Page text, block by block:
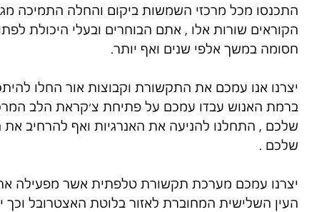
התכנסו מכל מרכזי השמשות ביקום והחלה התמיכה
הקוראים שורות אלו , אתם הבוחרים ובעלי היכולת
חסומה במשך אלפי שנים ואף יותר.
יצרנו אנו עמכם את התקשורת וקבוצות אור החלו
ברמת האנוש עבדו עמכם על פתיחת צ׳קראת הלב
שלכם , התחלנו להניעה את האנרגיות ואף להרחיב את
שלכם .
יצרנו עמכם מערכת תקשורת טלפתית אשר מפעילה
העין השלישית המחוברת לאזור בלוטת האצטרובל